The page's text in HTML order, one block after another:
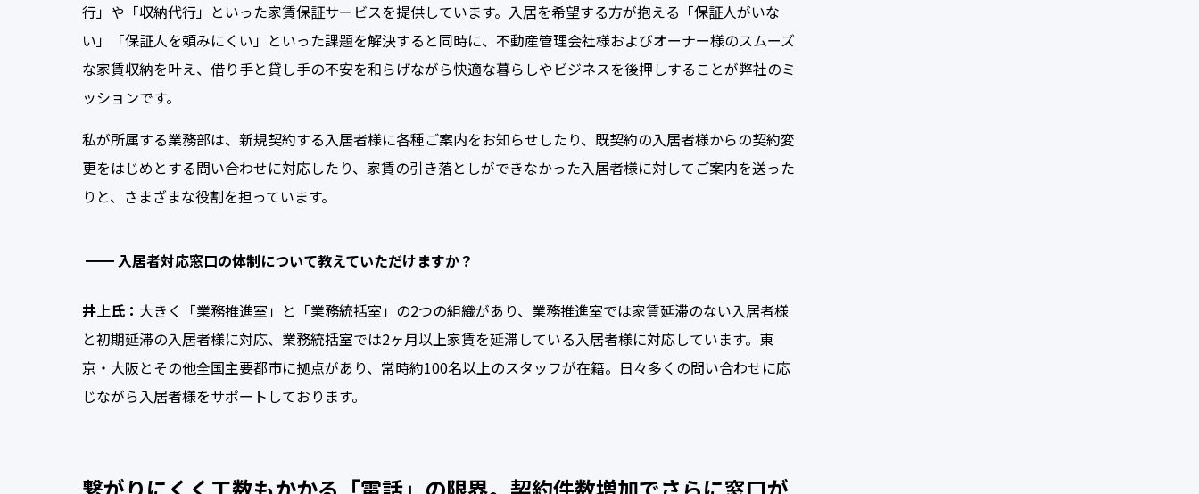
行」や「収納代行」といった家賃保証サービスを提供しています。入居を希望する方が抱える「保証人がいな
い」「保証人を頼みにくい」といった課題を解決すると同時に、不動産管理会社様およびオーナー様のスムーズ
な家賃収納を叶え、借り手と貸し手の不安を和らげながら快適な暮らしやビジネスを後押しすることが弊社のミ
ッションです。
私が所属する業務部は、新規契約する入居者様に各種ご案内をお知らせしたり、既契約の入居者様からの契約変
更をはじめとする問い合わせに対応したり、家賃の引き落としができなかった入居者様に対してご案内を送った
りと、さまざまな役割を担っています。
入居者対応窓口の体制について教えていただけますか？
井上氏： 大きく「業務推進室」と「業務統括室」の2つの組織があり、業務推進室では家賃延滞のない入居者様
と初期延滞の入居者様に対応、業務統括室では2ヶ月以上家賃を延滞している入居者様に対応しています。東
京・大阪とその他全国主要都市に拠点があり、常時約100名以上のスタッフが在籍。日々多くの問い合わせに応
じながら入居者様をサポートしております。